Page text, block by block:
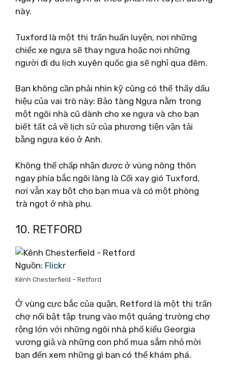
này.
Tuxford là một thị trấn huấn luyện, nơi những
chiếc xe ngựa sẽ thay ngựa hoặc nơi những
người đi du lịch xuyên quốc gia sẽ nghỉ qua đêm.
Bạn không cần phải nhìn kỹ cũng có thể thấy dấu
hiệu của vai trò này: Bảo tàng Ngựa nằm trong
một ngôi nhà cũ dành cho xe ngựa và cho bạn
biết tất cả về lịch sử của phương tiện vận tải
bằng ngựa kéo ở Anh.
Không thể chấp nhận được ở vùng nông thôn
ngay phía bắc ngôi làng là Cối xay gió Tuxford,
nơi vẫn xay bột cho bạn mua và có một phòng
trà ngọt ở nhà phụ.
10. RETFORD
Nguồn: Flickr
Kênh Chesterfield – Retford
Ở vùng cực bắc của quận, Retford là một thị trấn
chợ nổi bật tập trung vào một quảng trường chợ
rộng lớn với những ngôi nhà phố kiểu Georgia
vương giả và những con phố mua sắm nhỏ mời
bạn đến xem những gì bạn có thể khám phá.